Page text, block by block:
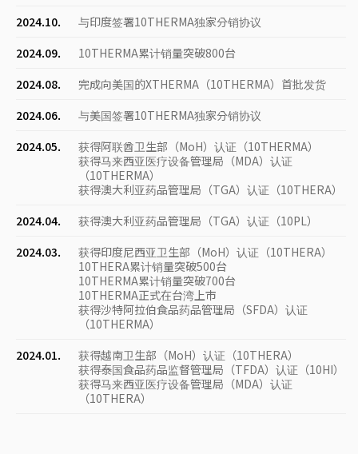
2024.10.
与印度签署10THERMA独家分销协议
2024.09.
10THERMA累计销量突破800台
2024.08.
完成向美国的XTHERMA（10THERMA）首批发货
2024.06.
与美国签署10THERMA独家分销协议
2024.05.
获得阿联酋卫生部（MoH）认证（10THERMA）
获得马来西亚医疗设备管理局（MDA）认证
（10THERMA）
获得澳大利亚药品管理局（TGA）认证（10THERA）
2024.04.
获得澳大利亚药品管理局（TGA）认证（10PL）
2024.03.
获得印度尼西亚卫生部（MoH）认证（10THERA）
10THERA累计销量突破500台
10THERMA累计销量突破700台
10THERMA正式在台湾上市
获得沙特阿拉伯食品药品管理局（SFDA）认证
（10THERMA）
2024.01.
获得越南卫生部（MoH）认证（10THERA）
获得泰国食品药品监督管理局（TFDA）认证（10HI）
获得马来西亚医疗设备管理局（MDA）认证
（10THERA）